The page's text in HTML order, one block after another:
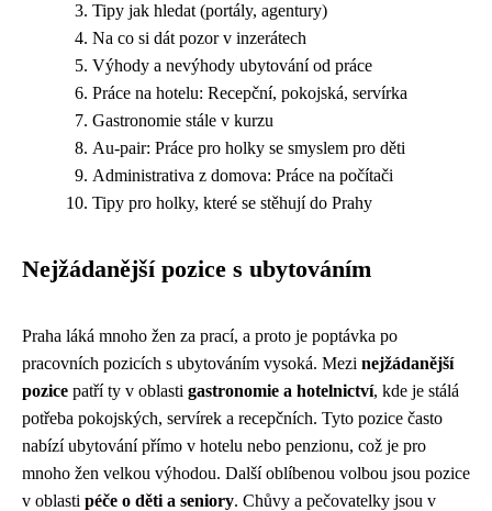
Tipy jak hledat (portály, agentury)
Na co si dát pozor v inzerátech
Výhody a nevýhody ubytování od práce
Práce na hotelu: Recepční, pokojská, servírka
Gastronomie stále v kurzu
Au-pair: Práce pro holky se smyslem pro děti
Administrativa z domova: Práce na počítači
Tipy pro holky, které se stěhují do Prahy
Nejžádanější pozice s ubytováním
Praha láká mnoho žen za prací, a proto je poptávka po
pracovních pozicích s ubytováním vysoká. Mezi nejžádanější
pozice patří ty v oblasti gastronomie a hotelnictví, kde je stálá
potřeba pokojských, servírek a recepčních. Tyto pozice často
nabízí ubytování přímo v hotelu nebo penzionu, což je pro
mnoho žen velkou výhodou. Další oblíbenou volbou jsou pozice
v oblasti péče o děti a seniory. Chůvy a pečovatelky jsou v